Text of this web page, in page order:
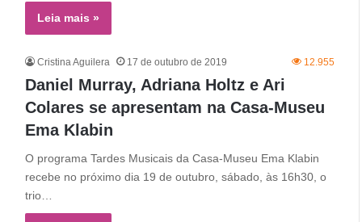
Leia mais »
Cristina Aguilera 17 de outubro de 2019 12.955
Daniel Murray, Adriana Holtz e Ari
Colares se apresentam na Casa-Museu
Ema Klabin
O programa Tardes Musicais da Casa-Museu Ema Klabin
recebe no próximo dia 19 de outubro, sábado, às 16h30, o
trio…